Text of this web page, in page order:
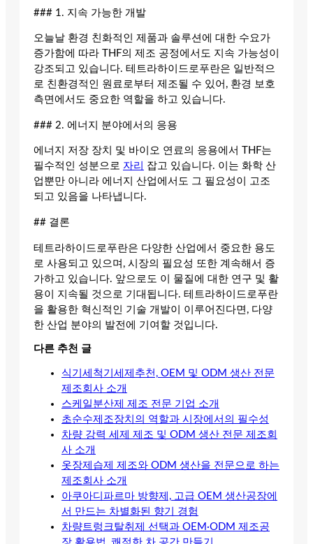
### 1. 지속 가능한 개발
오늘날 환경 친화적인 제품과 솔루션에 대한 수요가
증가함에 따라 THF의 제조 공정에서도 지속 가능성이
강조되고 있습니다. 테트라하이드로푸란은 일반적으
로 친환경적인 원료로부터 제조될 수 있어, 환경 보호
측면에서도 중요한 역할을 하고 있습니다.
### 2. 에너지 분야에서의 응용
에너지 저장 장치 및 바이오 연료의 응용에서 THF는
필수적인 성분으로 자리
잡고 있습니다. 이는 화학 산
업뿐만 아니라 에너지 산업에서도 그 필요성이 고조
되고 있음을 나타냅니다.
## 결론
테트라하이드로푸란은 다양한 산업에서 중요한 용도
로 사용되고 있으며, 시장의 필요성 또한 계속해서 증
가하고 있습니다. 앞으로도 이 물질에 대한 연구 및 활
용이 지속될 것으로 기대됩니다. 테트라하이드로푸란
을 활용한 혁신적인 기술 개발이 이루어진다면, 다양
한 산업 분야의 발전에 기여할 것입니다.
다른 추천 글
식기세척기세제추천, OEM 및 ODM 생산 전문
제조회사 소개
스케일분산제 제조 전문 기업 소개
초순수제조장치의 역할과 시장에서의 필수성
차량 강력 세제 제조 및 ODM 생산 전문 제조회
사 소개
옷장제습제 제조와 ODM 생산을 전문으로 하는
제조회사 소개
아쿠아디파르마 방향제, 고급 OEM 생산공장에
서 만드는 차별화된 향기 경험
차량트렁크탈취제 선택과 OEM·ODM 제조공